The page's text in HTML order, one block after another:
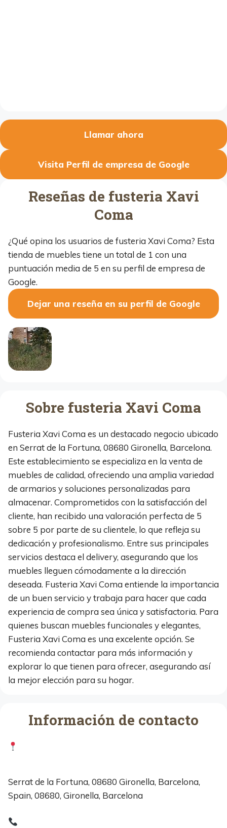
Llamar ahora
Visita Perfil de empresa de Google
Reseñas de fusteria Xavi
Coma
¿Qué opina los usuarios de fusteria Xavi Coma? Esta
tienda de muebles tiene un total de 1 con una
puntuación media de 5 en su perfil de empresa de
Google.
Dejar una reseña en su perfil de Google
Sobre fusteria Xavi Coma
Fusteria Xavi Coma es un destacado negocio ubicado
en Serrat de la Fortuna, 08680 Gironella, Barcelona.
Este establecimiento se especializa en la venta de
muebles de calidad, ofreciendo una amplia variedad
de armarios y soluciones personalizadas para
almacenar. Comprometidos con la satisfacción del
cliente, han recibido una valoración perfecta de 5
sobre 5 por parte de su clientele, lo que refleja su
dedicación y profesionalismo. Entre sus principales
servicios destaca el delivery, asegurando que los
muebles lleguen cómodamente a la dirección
deseada. Fusteria Xavi Coma entiende la importancia
de un buen servicio y trabaja para hacer que cada
experiencia de compra sea única y satisfactoria. Para
quienes buscan muebles funcionales y elegantes,
Fusteria Xavi Coma es una excelente opción. Se
recomienda contactar para más información y
explorar lo que tienen para ofrecer, asegurando así
la mejor elección para su hogar.
Información de contacto
Serrat de la Fortuna, 08680 Gironella, Barcelona,
Spain, 08680, Gironella, Barcelona